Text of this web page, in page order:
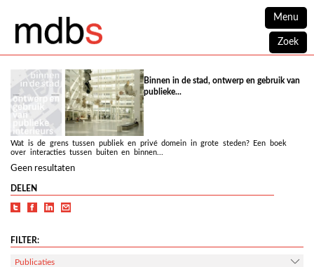
Menu
Zoek
Binnen in de stad, ontwerp en gebruik van
publieke...
Wat is de grens tussen publiek en privé domein in grote steden? Een boek
over interacties tussen buiten en binnen...
Geen resultaten
DELEN
FILTER:
Publicaties